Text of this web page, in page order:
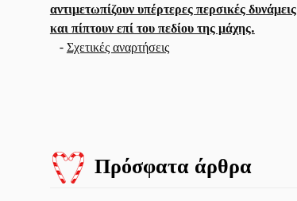
αντιμετωπίζουν υπέρτερες περσικές δυνάμεις
και πίπτουν επί του πεδίου της μάχης.
-Σχετικές αναρτήσεις
Πρόσφατα άρθρα